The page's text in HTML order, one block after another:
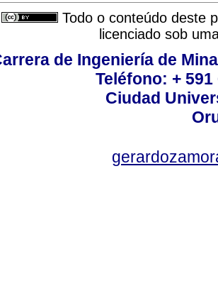
Todo o conteúdo deste
licenciado sob
de Ingeniería de
Teléfono: + 591
Ciudad